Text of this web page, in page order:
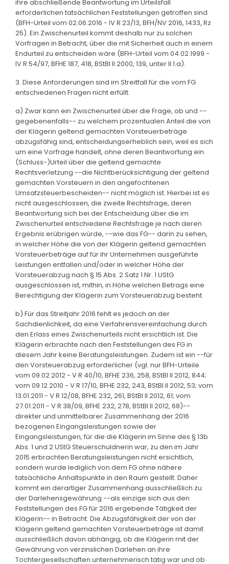
ihre abschließende Beantwortung im Urteilsfall
erforderlichen tatsächlichen Feststellungen getroffen sind
(BFH-Urteil vom 02.06.2016 - IV R 23/13, BFH/NV 2016, 1433, Rz
25). Ein Zwischenurteil kommt deshalb nur zu solchen
Vorfragen in Betracht, über die mit Sicherheit auch in einem
Endurteil zu entscheiden wäre (BFH-Urteil vom 04.02.1999 -
IV R 54/97, BFHE 187, 418, BStBl II 2000, 139, unter II.1.a).
3. Diese Anforderungen sind im Streitfall für die vom FG
entschiedenen Fragen nicht erfüllt.
a) Zwar kann ein Zwischenurteil über die Frage, ob und --
gegebenenfalls-- zu welchem prozentualen Anteil die von
der Klägerin geltend gemachten Vorsteuerbeträge
abzugsfähig sind, entscheidungserheblich sein, weil es sich
um eine Vorfrage handelt, ohne deren Beantwortung ein
(Schluss-)Urteil über die geltend gemachte
Rechtsverletzung --die Nichtberücksichtigung der geltend
gemachten Vorsteuern in den angefochtenen
Umsatzsteuerbescheiden-- nicht möglich ist. Hierbei ist es
nicht ausgeschlossen, die zweite Rechtsfrage, deren
Beantwortung sich bei der Entscheidung über die im
Zwischenurteil entschiedene Rechtsfrage je nach deren
Ergebnis erübrigen würde, --wie das FG-- darin zu sehen,
in welcher Höhe die von der Klägerin geltend gemachten
Vorsteuerbeträge auf für ihr Unternehmen ausgeführte
Leistungen entfallen und/oder in welcher Höhe der
Vorsteuerabzug nach § 15 Abs. 2 Satz 1 Nr. 1 UStG
ausgeschlossen ist, mithin, in Höhe welchen Betrags eine
Berechtigung der Klägerin zum Vorsteuerabzug besteht.
b) Für das Streitjahr 2016 fehlt es jedoch an der
Sachdienlichkeit, da eine Verfahrensvereinfachung durch
den Erlass eines Zwischenurteils nicht ersichtlich ist. Die
Klägerin erbrachte nach den Feststellungen des FG in
diesem Jahr keine Beratungsleistungen. Zudem ist ein --für
den Vorsteuerabzug erforderlicher (vgl. nur BFH-Urteile
vom 09.02.2012 - V R 40/10, BFHE 236, 258, BStBl II 2012, 844;
vom 09.12.2010 - V R 17/10, BFHE 232, 243, BStBl II 2012, 53; vom
13.01.2011 - V R 12/08, BFHE 232, 261, BStBl II 2012, 61; vom
27.01.2011 - V R 38/09, BFHE 232, 278, BStBl II 2012, 68)--
direkter und unmittelbarer Zusammenhang der 2016
bezogenen Eingangsleistungen sowie der
Eingangsleistungen, für die die Klägerin im Sinne des § 13b
Abs. 1 und 2 UStG Steuerschuldnerin war, zu den im Jahr
2015 erbrachten Beratungsleistungen nicht ersichtlich,
sondern wurde lediglich von dem FG ohne nähere
tatsächliche Anhaltspunkte in den Raum gestellt. Daher
kommt ein derartiger Zusammenhang ausschließlich zu
der Darlehensgewährung --als einzige sich aus den
Feststellungen des FG für 2016 ergebende Tätigkeit der
Klägerin-- in Betracht. Die Abzugsfähigkeit der von der
Klägerin geltend gemachten Vorsteuerbeträge ist damit
ausschließlich davon abhängig, ob die Klägerin mit der
Gewährung von verzinslichen Darlehen an ihre
Tochtergesellschaften unternehmerisch tätig war und ob